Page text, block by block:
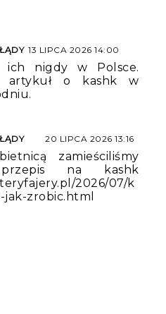
13 LIPCA 2026 14:00
ich nigdy w Polsce.
artykuł o kashk w
20 LIPCA 2026 13:16
zamieściliśmy
na kashk
2026/07/k
zrobic.html